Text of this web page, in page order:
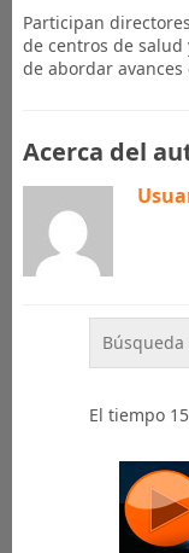
Participan
de centros de
de abordar avances
Acerca del
El tiempo